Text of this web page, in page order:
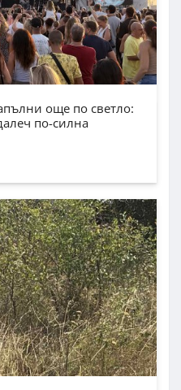
още по светло:
по-силна